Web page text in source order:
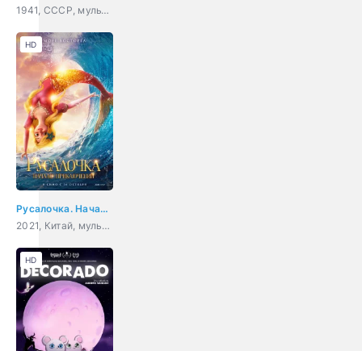
1941, СССР, мультфильм, короткометражка
Русалочка. Начало приключений
2021, Китай, мультфильм, фэнтези, приключения, детский
HD
HD